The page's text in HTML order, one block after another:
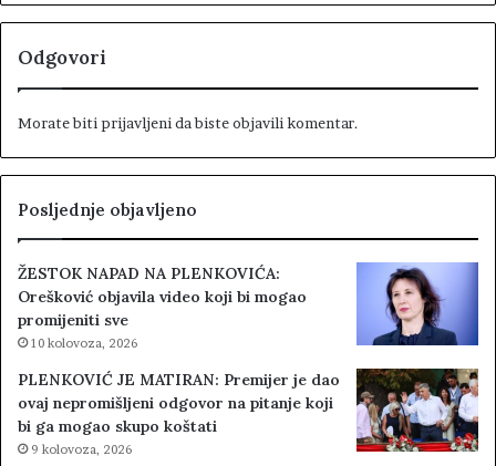
Odgovori
Morate biti prijavljeni da biste objavili komentar.
Posljednje objavljeno
ŽESTOK NAPAD NA PLENKOVIĆA:
Orešković objavila video koji bi mogao
promijeniti sve
10 kolovoza, 2026
PLENKOVIĆ JE MATIRAN: Premijer je dao
ovaj nepromišljeni odgovor na pitanje koji
bi ga mogao skupo koštati
9 kolovoza, 2026